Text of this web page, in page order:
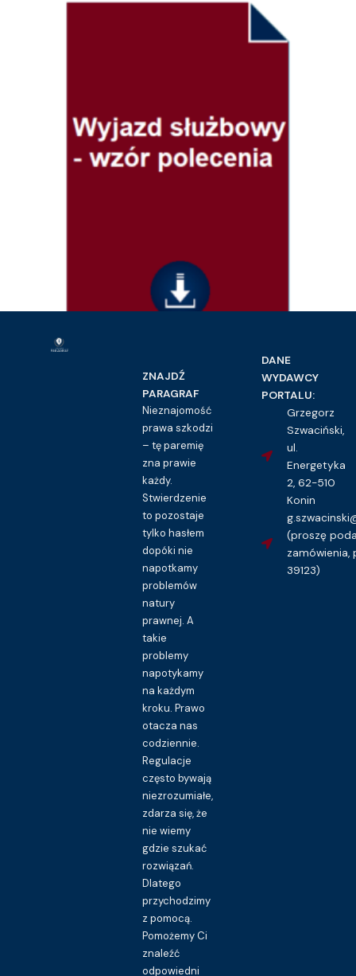
Wyjazd służbowy – wzór polecenia
16.00zł
Kupuję dostęp do wzoru pisma
ZNAJDŹ
PARAGRAF
Nieznajomość
prawa szkodzi
– tę paremię
zna prawie
każdy.
Stwierdzenie
to pozostaje
tylko hasłem
dopóki nie
napotkamy
problemów
natury
prawnej. A
takie
problemy
napotykamy
na każdym
kroku. Prawo
otacza nas
codziennie.
Regulacje
często bywają
niezrozumiałe,
zdarza się, że
nie wiemy
gdzie szukać
rozwiązań.
Dlatego
przychodzimy
z pomocą.
Pomożemy Ci
znaleźć
odpowiedni
DANE
WYDAWCY
PORTALU:
Grzegorz
Szwaciński,
ul.
Energetyka
2, 62-510
Konin
(proszę
zamówienia,
39123)